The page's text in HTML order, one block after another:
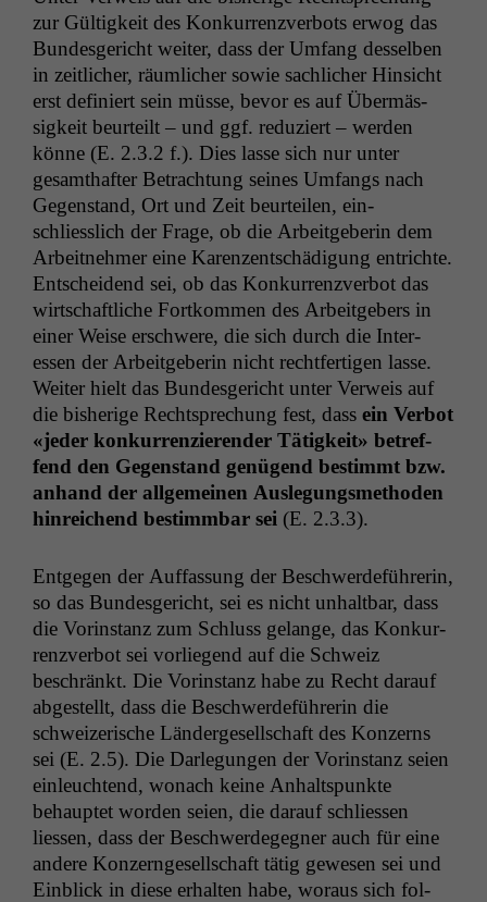
zur Gültigkeit des Konkur­ren­zver­bots erwog das
Bun­des­gericht weit­er, dass der Umfang des­sel­ben
in zeitlich­er, räum­lich­er sowie sach­lich­er Hin­sicht
erst definiert sein müsse, bevor es auf Über­mäs­
sigkeit beurteilt – und ggf. reduziert – wer­den
könne (E. 2.3.2 f.). Dies lasse sich nur unter
gesamthafter Betra­ch­tung seines Umfangs nach
Gegen­stand, Ort und Zeit beurteilen, ein­
schliesslich der Frage, ob die Arbeit­ge­berin dem
Arbeit­nehmer eine Karen­zentschädi­gung entrichte.
Entschei­dend sei, ob das Konkur­ren­zver­bot das
wirtschaftliche Fortkom­men des Arbeit­ge­bers in
ein­er Weise erschwere, die sich durch die Inter­
essen der Arbeit­ge­berin nicht recht­fer­ti­gen lasse.
Weit­er hielt das Bun­des­gericht unter Ver­weis auf
die bish­erige Recht­sprechung fest, dass ein Ver­bot
«jed­er konkur­ren­zieren­der Tätigkeit» betr­e­f­
fend den Gegen­stand genü­gend bes­timmt bzw.
anhand der all­ge­meinen Ausle­gungsmeth­o­d­en
hin­re­ichend bes­timm­bar sei (E. 2.3.3).
Ent­ge­gen der Auf­fas­sung der Beschw­erde­führerin,
so das Bun­des­gericht, sei es nicht unhalt­bar, dass
die Vorin­stanz zum Schluss gelange, das Konkur­
ren­zver­bot sei vor­liegend auf die Schweiz
beschränkt. Die Vorin­stanz habe zu Recht darauf
abgestellt, dass die Beschw­erde­führerin die
schweiz­erische Län­derge­sellschaft des Konz­erns
sei (E. 2.5). Die Dar­legun­gen der Vorin­stanz seien
ein­leuch­t­end, wonach keine Anhalt­spunk­te
behauptet wor­den seien, die darauf schliessen
liessen, dass der Beschw­erdegeg­n­er auch für eine
andere Konz­ernge­sellschaft tätig gewe­sen sei und
Ein­blick in diese erhal­ten habe, woraus sich fol­